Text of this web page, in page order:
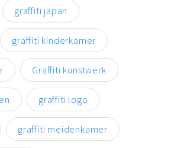
graffiti japan
graffiti kinderkamer
Graffiti kunstwerk
graffiti logo
graffiti meidenkamer